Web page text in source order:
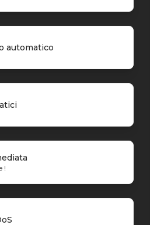
automatico
!